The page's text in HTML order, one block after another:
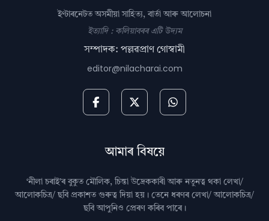
ইণ্টাৰনেটত অসমীয়া সাহিত্য, বাৰ্তা আৰু আলোচনা
ইত্যাদি : কলিয়াবৰৰ এটি উদ্যম
সম্পাদক: পল্লৱপ্ৰাণ গোস্বামী
editor@nilacharai.com
আমাৰ বিষয়ে
‘নীলা চৰাই’ৰ বুকুত মৌলিক, চিন্তা উদ্রেককাৰী আৰু নতুনত্ব থকা লেখা/
আলোকচিত্ৰ/ ছবি প্রকাশত গুৰুত্ব দিয়া হয়। তেনে ধৰণৰ লেখা/ আলোকচিত্ৰ/
ছবি আপুনিও প্রেৰণ কৰিব পাৰে।